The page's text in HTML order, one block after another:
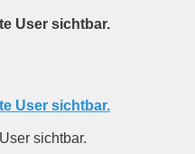
User sichtbar.
User sichtbar.
sichtbar.